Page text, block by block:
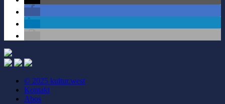
© 2025 kultur.west
Kontakt
Abos